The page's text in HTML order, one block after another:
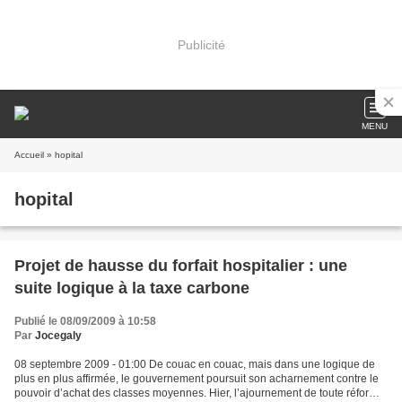
Publicité
MENU
Accueil » hopital
hopital
Projet de hausse du forfait hospitalier : une
suite logique à la taxe carbone
Publié le 08/09/2009 à 10:58
Par Jocegaly
08 septembre 2009 - 01:00 De couac en couac, mais dans une logique de
plus en plus affirmée, le gouvernement poursuit son acharnement contre le
pouvoir d’achat des classes moyennes. Hier, l’ajournement de toute réforme